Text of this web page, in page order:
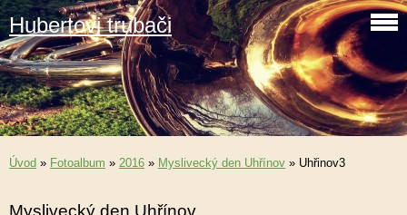
Hubertovi trubači
Úvod » Fotoalbum » 2016 » Myslivecký den Uhřínov » Uhřinov3
Myslivecký den Uhřínov